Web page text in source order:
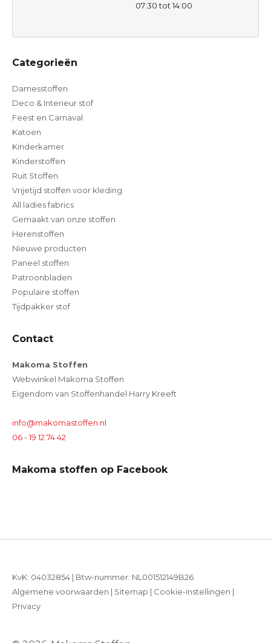
07:30 tot 14:00
Categorieën
Damesstoffen
Deco & Interieur stof
Feest en Carnaval
Katoen
Kinderkamer
Kinderstoffen
Ruit Stoffen
Vrijetijd stoffen voor kleding
All ladies fabrics
Gemaakt van onze stoffen
Herenstoffen
Nieuwe producten
Paneel stoffen
Patroonbladen
Populaire stoffen
Tijdpakker stof
Contact
Makoma Stoffen
Webwinkel Makoma Stoffen
Eigendom van Stoffenhandel Harry Kreeft
info@makomastoffen.nl
06 - 19 12 74 42
Makoma stoffen op Facebook
KvK: 04032854 | Btw-nummer: NL001512149B26
Algemene voorwaarden | Sitemap | Cookie-instellingen |
Privacy